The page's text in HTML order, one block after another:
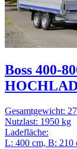
Boss 400-
Gesamtgewicht:
Nutzlast: 1950 kg
Ladefläche:
L: 400 cm, B: 210